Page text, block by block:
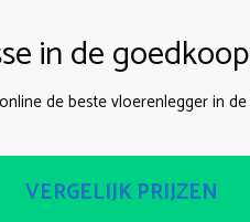
in de
de beste vloerenlegger in
VERGELIJK PRIJZEN